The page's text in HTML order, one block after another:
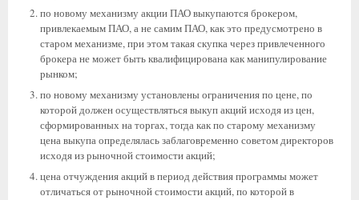
по новому механизму акции ПАО выкупаются брокером,
привлекаемым ПАО, а не самим ПАО, как это предусмотрено в
старом механизме, при этом такая скупка через привлеченного
брокера не может быть квалифицирована как манипулирование
рынком;
по новому механизму установлены ограничения по цене, по
которой должен осуществляться выкуп акций исходя из цен,
сформированных на торгах, тогда как по старому механизму
цена выкупа определялась заблаговременно советом директоров
исходя из рыночной стоимости акций;
цена отчуждения акций в период действия программы может
отличаться от рыночной стоимости акций, по которой в